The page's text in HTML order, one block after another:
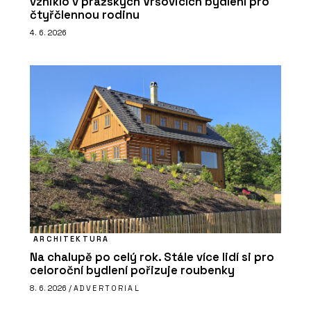
čtyřčlennou rodinu
4. 6. 2026
ARCHITEKTURA
Na chalupě po celý rok. Stále více lidí si pro
celoroční bydlení pořizuje roubenky
8. 6. 2026 / ADVERTORIAL